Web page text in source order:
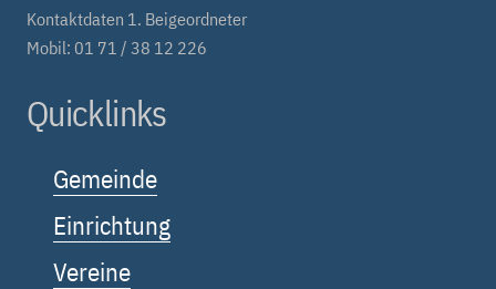
Kontaktdaten 1. Beigeordneter
Mobil: 01 71 / 38 12 226
Quicklinks
Gemeinde
Einrichtung
Vereine